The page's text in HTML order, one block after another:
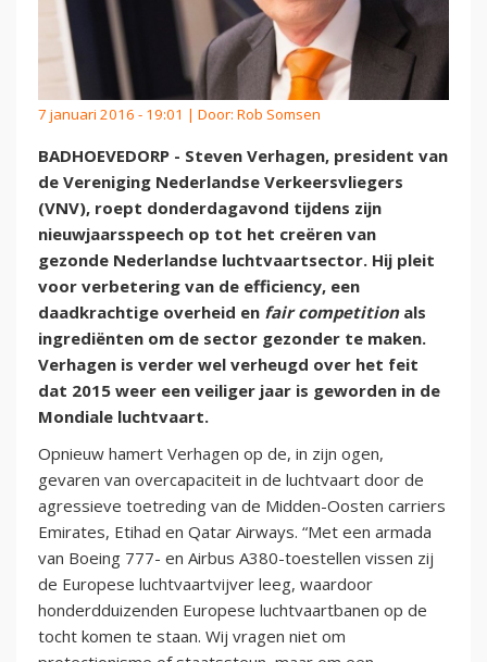
7 januari 2016 - 19:01 | Door: Rob Somsen
BADHOEVEDORP - Steven Verhagen, president van
de Vereniging Nederlandse Verkeersvliegers
(VNV), roept donderdagavond tijdens zijn
nieuwjaarsspeech op tot het creëren van
gezonde Nederlandse luchtvaartsector. Hij pleit
voor verbetering van de efficiency, een
daadkrachtige overheid en fair competitionals
ingrediënten om de sector gezonder te maken.
Verhagen is verder wel verheugd over het feit
dat 2015 weer een veiliger jaar is geworden in de
Mondiale luchtvaart.
Opnieuw hamert Verhagen op de, in zijn ogen,
gevaren van overcapaciteit in de luchtvaart door de
agressieve toetreding van de Midden-Oosten carriers
Emirates, Etihad en Qatar Airways. “Met een armada
van Boeing 777- en Airbus A380-toestellen vissen zij
de Europese luchtvaartvijver leeg, waardoor
honderdduizenden Europese luchtvaartbanen op de
tocht komen te staan. Wij vragen niet om